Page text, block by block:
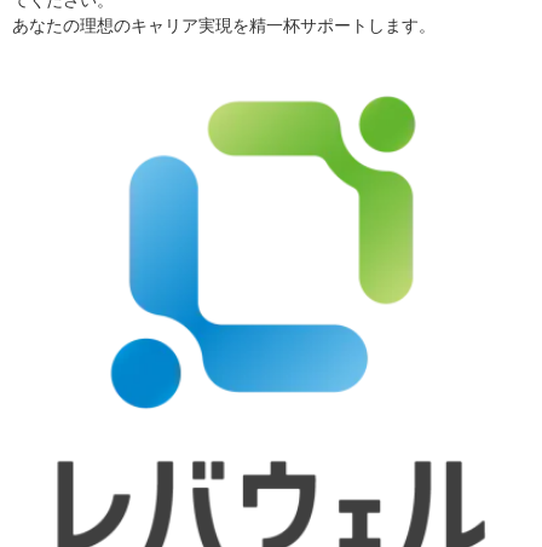
あなたの理想のキャリア実現を精一杯サポートします。